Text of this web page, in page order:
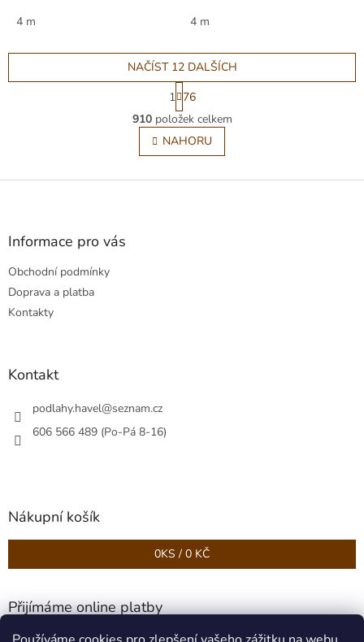
snadná údržba, do domácností
4 m
tvořen polypropylenovým...
4 m
O
v
l
á
NAČÍST 12 DALŠÍCH
S
t
r
á
n
k
v
1 76
910položek celkem
NAHORU
Z
Informace pro vás
Obchodní podmínky
Doprava a platba
Kontakty
Kontakt
podlahy.havel@seznam.cz
606 566 489 (Po-Pá 8-16)
Nákupní košík
0KS / 0 KČ
Přijímáme online platby